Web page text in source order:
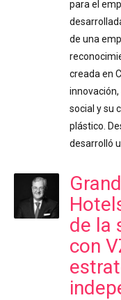
para el
de una
creada en
social y su
plástico.
desarrolló
de la
con